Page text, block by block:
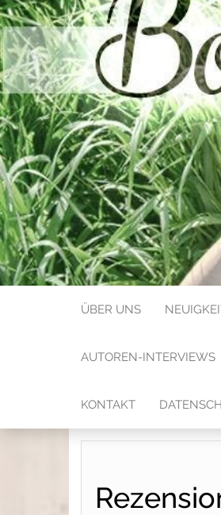
ÜBER UNS
AUTOREN-INTERVIEWS
KONTAKT